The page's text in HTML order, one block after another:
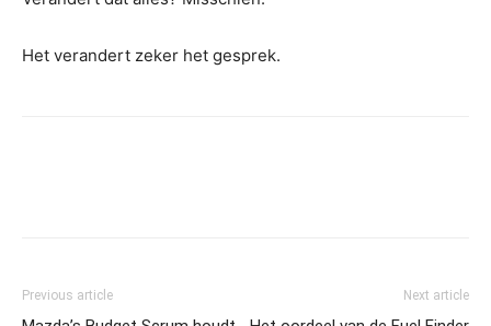
Het verandert zeker het gesprek.
Previous article Next article